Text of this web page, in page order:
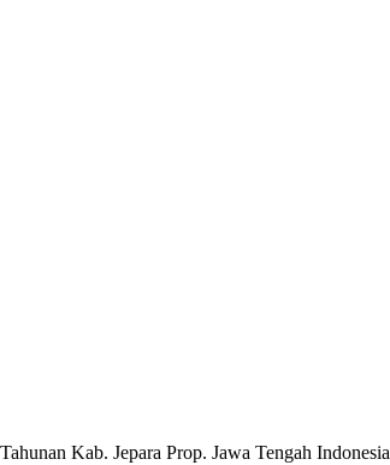
Kab. Jepara Prop. Jawa Tengah Indonesia